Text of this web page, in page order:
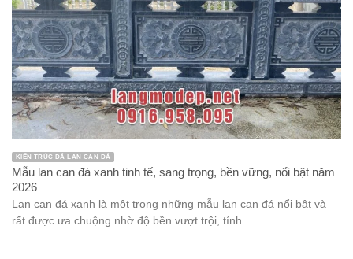
KIẾN TRÚC ĐÁ LAN CAN ĐÁ
Mẫu lan can đá xanh tinh tế, sang trọng, bền vững, nổi bật năm
2026
Lan can đá xanh là một trong những mẫu lan can đá nổi bật và
rất được ưa chuộng nhờ độ bền vượt trội, tính ...